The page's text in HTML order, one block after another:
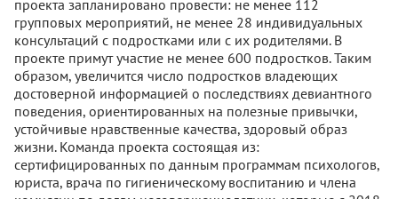
проекта запланировано провести: не менее 112
групповых мероприятий, не менее 28 индивидуальных
консультаций с подростками или с их родителями. В
проекте примут участие не менее 600 подростков. Таким
образом, увеличится число подростков владеющих
достоверной информацией о последствиях девиантного
поведения, ориентированных на полезные привычки,
устойчивые нравственные качества, здоровый образ
жизни. Команда проекта состоящая из:
сертифицированных по данным программам психологов,
юриста, врача по гигиеническому воспитанию и члена